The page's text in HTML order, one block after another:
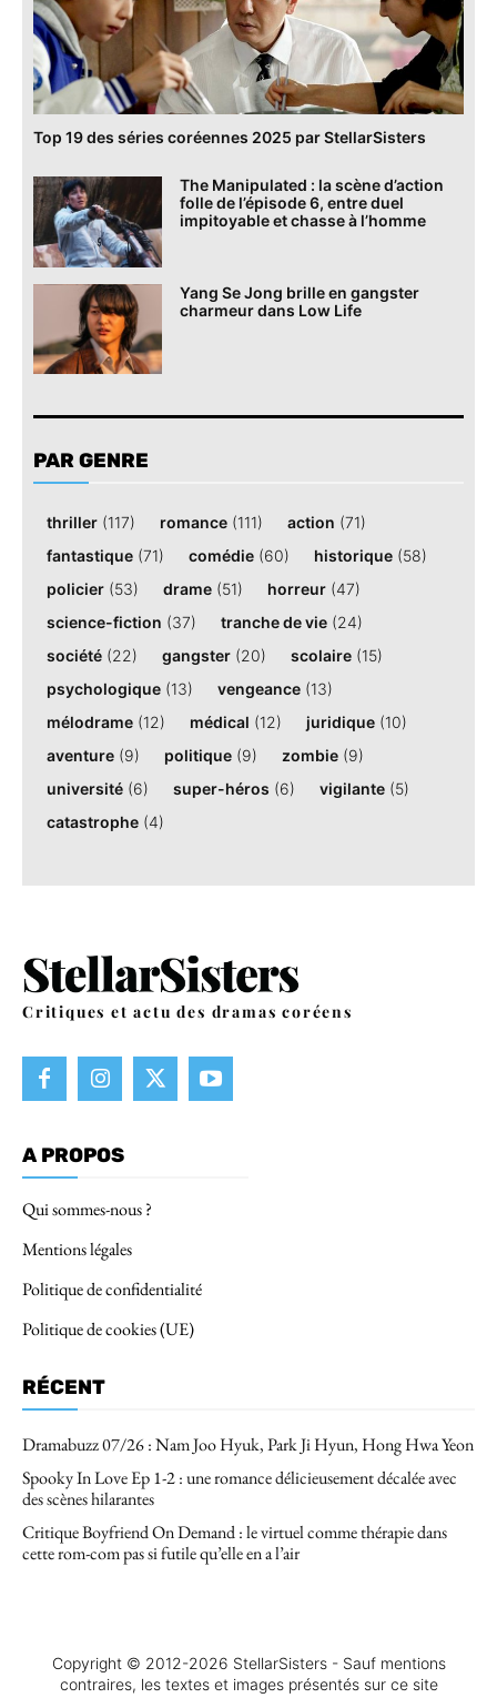
Top 19 des séries coréennes 2025 par StellarSisters
The Manipulated : la scène d’action
folle de l’épisode 6, entre duel
impitoyable et chasse à l’homme
Yang Se Jong brille en gangster
charmeur dans Low Life
PAR GENRE
thriller (117) romance (111) action (71)
fantastique (71) comédie (60) historique (58)
policier (53) drame (51) horreur (47)
science-fiction (37) tranche de vie (24)
société (22) gangster (20) scolaire (15)
psychologique (13) vengeance (13)
mélodrame (12) médical (12) juridique (10)
aventure (9) politique (9) zombie (9)
université (6) super-héros (6) vigilante (5)
catastrophe (4)
Critiques et actu des dramas coréens
A PROPOS
Qui sommes-nous ?
Mentions légales
Politique de confidentialité
Politique de cookies (UE)
RÉCENT
Dramabuzz 07/26 : Nam Joo Hyuk, Park Ji Hyun, Hong Hwa Yeon
Spooky In Love Ep 1-2 : une romance délicieusement décalée avec
des scènes hilarantes
Critique Boyfriend On Demand : le virtuel comme thérapie dans
cette rom-com pas si futile qu’elle en a l’air
Copyright © 2012-2026 StellarSisters - Sauf mentions
contraires, les textes et images présentés sur ce site